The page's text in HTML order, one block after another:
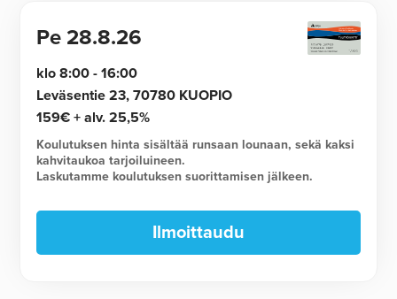
Pe 28.8.26
klo 8:00 - 16:00
Leväsentie 23, 70780 KUOPIO
159€ + alv. 25,5%
Koulutuksen hinta sisältää runsaan lounaan, sekä kaksi
kahvitaukoa tarjoiluineen.
Laskutamme koulutuksen suorittamisen jälkeen.
Ilmoittaudu